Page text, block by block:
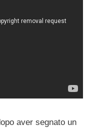
aver segnato un